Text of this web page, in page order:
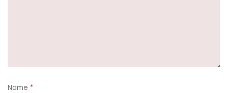
Name *